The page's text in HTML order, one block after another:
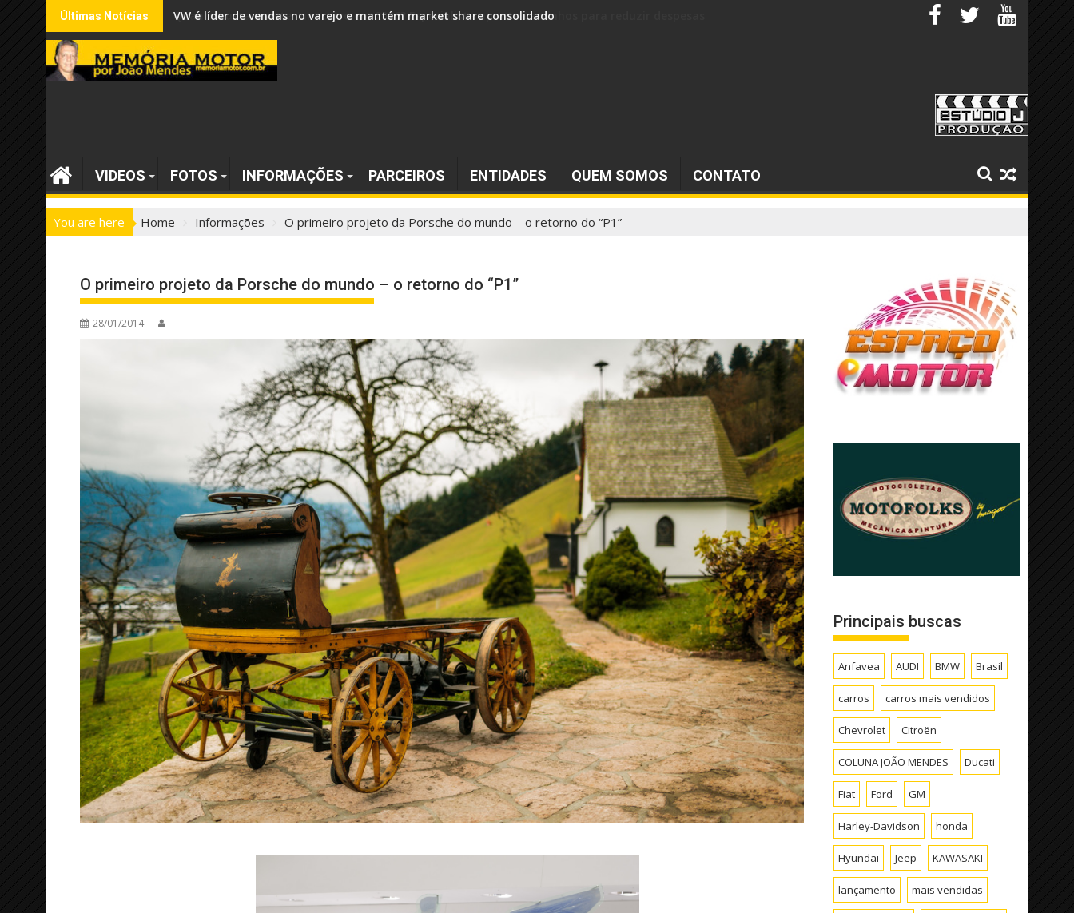
Skip
to
content
Últimas Notícias VW é líder de vendas no varejo e mantém market share consolidado
VIDEOS FOTOS INFORMAÇÕES PARCEIROS ENTIDADES QUEM SOMOS CONTATO
You are here Home Informações O primeiro projeto da Porsche do mundo – o retorno do “P1”
O primeiro projeto da Porsche do mundo – o retorno do “P1”
28/01/2014
Principais buscas
Anfavea AUDI BMW Brasil
carros carros mais vendidos
Chevrolet Citroën
COLUNA JOÃO MENDES Ducati
Fiat Ford GM
Harley-Davidson honda
Hyundai Jeep KAWASAKI
lançamento mais vendidas